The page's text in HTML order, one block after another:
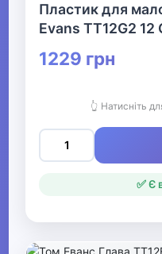
Пластик для
Evans TT12G2
1229 грн
👆 Натисніть
✅ Є